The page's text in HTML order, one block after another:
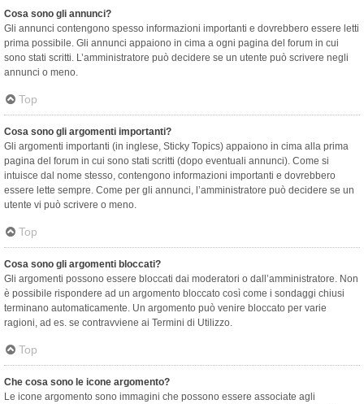
Cosa sono gli annunci?
Gli annunci contengono spesso informazioni importanti e dovrebbero essere letti
prima possibile. Gli annunci appaiono in cima a ogni pagina del forum in cui
sono stati scritti. L’amministratore può decidere se un utente può scrivere negli
annunci o meno.
Top
Cosa sono gli argomenti importanti?
Gli argomenti importanti (in inglese, Sticky Topics) appaiono in cima alla prima
pagina del forum in cui sono stati scritti (dopo eventuali annunci). Come si
intuisce dal nome stesso, contengono informazioni importanti e dovrebbero
essere lette sempre. Come per gli annunci, l’amministratore può decidere se un
utente vi può scrivere o meno.
Top
Cosa sono gli argomenti bloccati?
Gli argomenti possono essere bloccati dai moderatori o dall’amministratore. Non
è possibile rispondere ad un argomento bloccato così come i sondaggi chiusi
terminano automaticamente. Un argomento può venire bloccato per varie
ragioni, ad es. se contravviene ai Termini di Utilizzo.
Top
Che cosa sono le icone argomento?
Le icone argomento sono immagini che possono essere associate agli